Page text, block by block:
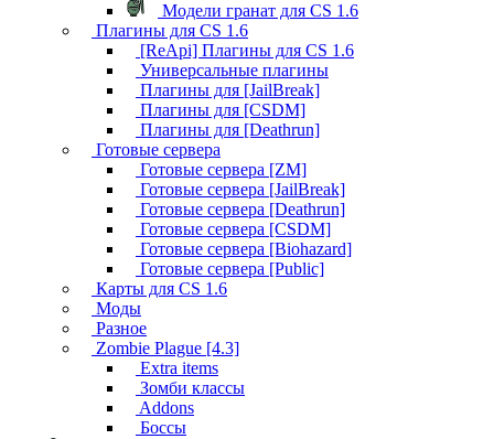
Модели гранат для CS 1.6
Плагины для CS 1.6
[ReApi] Плагины для CS 1.6
Универсальные плагины
Плагины для [JailBreak]
Плагины для [CSDM]
Плагины для [Deathrun]
Готовые сервера
Готовые сервера [ZM]
Готовые сервера [JailBreak]
Готовые сервера [Deathrun]
Готовые сервера [CSDM]
Готовые сервера [Biohazard]
Готовые сервера [Public]
Карты для CS 1.6
Моды
Разное
Zombie Plague [4.3]
Extra items
Зомби классы
Addons
Боссы